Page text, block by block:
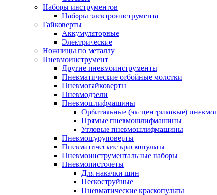
Наборы инструментов
Наборы электроинструмента
Гайковерты
Аккумуляторные
Электрические
Ножницы по металлу
Пневмоинструмент
Другие пневмоинструменты
Пневматические отбойные молотки
Пневмогайковерты
Пневмодрели
Пневмошлифмашины
Орбитальные (эксцентриковые)
Прямые пневмошлифмашины
Угловые пневмошлифмашины
Пневмошуруповерты
Пневматические краскопульты
Пневмоинструментальные наборы
Пневмопистолеты
Для накачки шин
Пескоструйные
Пневматические краскопульты